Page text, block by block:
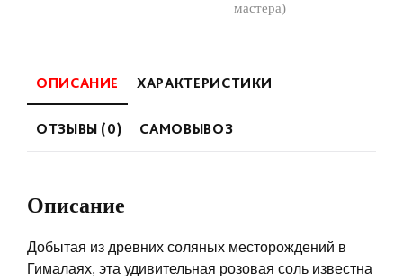
мастера)
ОПИСАНИЕ ХАРАКТЕРИСТИКИ
ОТЗЫВЫ (0) САМОВЫВОЗ
Описание
Добытая из древних соляных месторождений в
Гималаях, эта удивительная розовая соль известна